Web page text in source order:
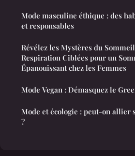
Mode masculine éthique : des
et responsables
Révélez les Mystères du
Respiration Ciblées pour un
Épanouissant chez les Femmes
Mode Vegan : Démasquez le
Mode et écologie : peut-on allier
?